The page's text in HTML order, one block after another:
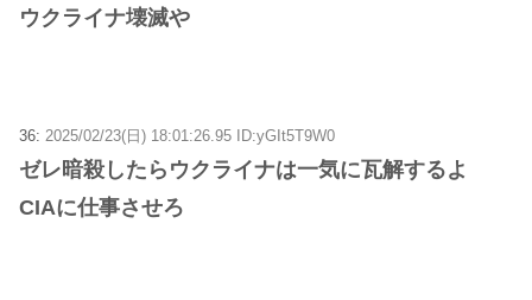
ウクライナ壊滅や
36: 2025/02/23(日) 18:01:26.95 ID:yGIt5T9W0
ゼレ暗殺したらウクライナは一気に瓦解するよ
CIAに仕事させろ